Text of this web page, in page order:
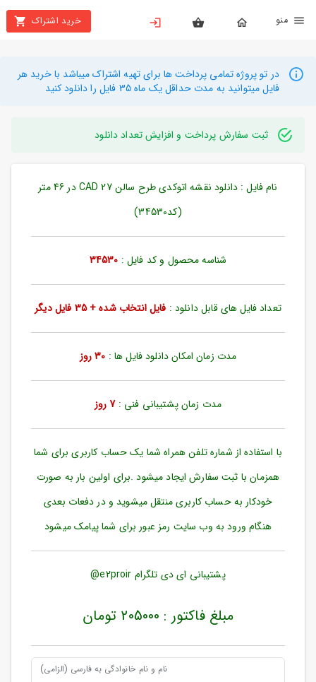
خرید اشتراک
بستن
محصولات
تهیه
راهنما
دانلود
ورود
به
بازیابی
رمز
مندی
ها
در تو پروژه تمامی پرداخت ها برای تهیه اشتراک میباشد با خرید هر
فایل میتوانید به مدت حداقل یک ماه 35 فایل را دانلود کنید
ثبت سفارش پرداخت و افزایش تعداد دانلود
نام فایل : دانلود نقشه اتوکدی طرح سالن CAD 27 در 46 متر
(کد34530)
شناسه محصول و کد فایل : 34530
تعداد فایل های قابل دانلود : فایل انتخاب شده + 35 فایل دیگر
مدت زمان امکان دانلود فایل ها : 30 روز
مدت زمان پشتیبانی فنی :7 روز
با استفاده از شماره تلفن همراه شما یک حساب کاربری برای شما
همزمان با ثبت سفارش ایجاد میشود .برای اولین بار به صورت
خودکار به حساب کاربری منتقل میشوید و در دفعات بعدی
هنگام ورود به وب سایت رمز عبور برای شما پیامک میشود
پشتیبانی ای دی تلگرام e2proir@
مبلغ فاکتور : 205000 تومان
نام و نام خانوادگی به فارسی (الزامی)